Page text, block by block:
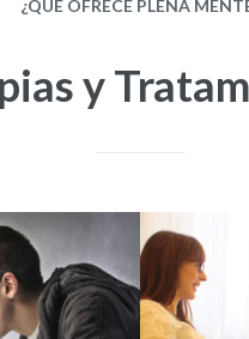
¿QUÉ OFRECE PLENA
y